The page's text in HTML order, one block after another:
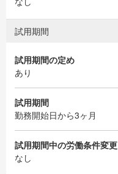
試用期間
試用期間の定め
あり
試用期間
勤務開始日から3ヶ月
試用期間中の労働条件変更
なし